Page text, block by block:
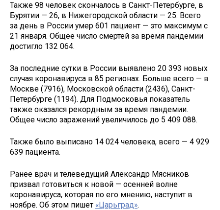
Также 98 человек скончалось в Санкт-Петербурге, в
Бурятии — 26, в Нижегородской области — 25. Всего
за день в России умер 601 пациент — это максимум с
21 января. Общее число смертей за время пандемии
достигло 132 064.
За последние сутки в России выявлено 20 393 новых
случая коронавируса в 85 регионах. Больше всего — в
Москве (7916), Московской области (2436), Санкт-
Петербурге (1194). Для Подмосковья показатель
также оказался рекордным за время пандемии.
Общее число заражений увеличилось до 5 409 088.
Также было выписано 14 024 человека, всего — 4 929
639 пациента.
Ранее врач и телеведущий Александр Мясников
призвал готовиться к новой — осенней волне
коронавируса, которая по его мнению, наступит в
ноябре. Об этом пишет «Царьград».